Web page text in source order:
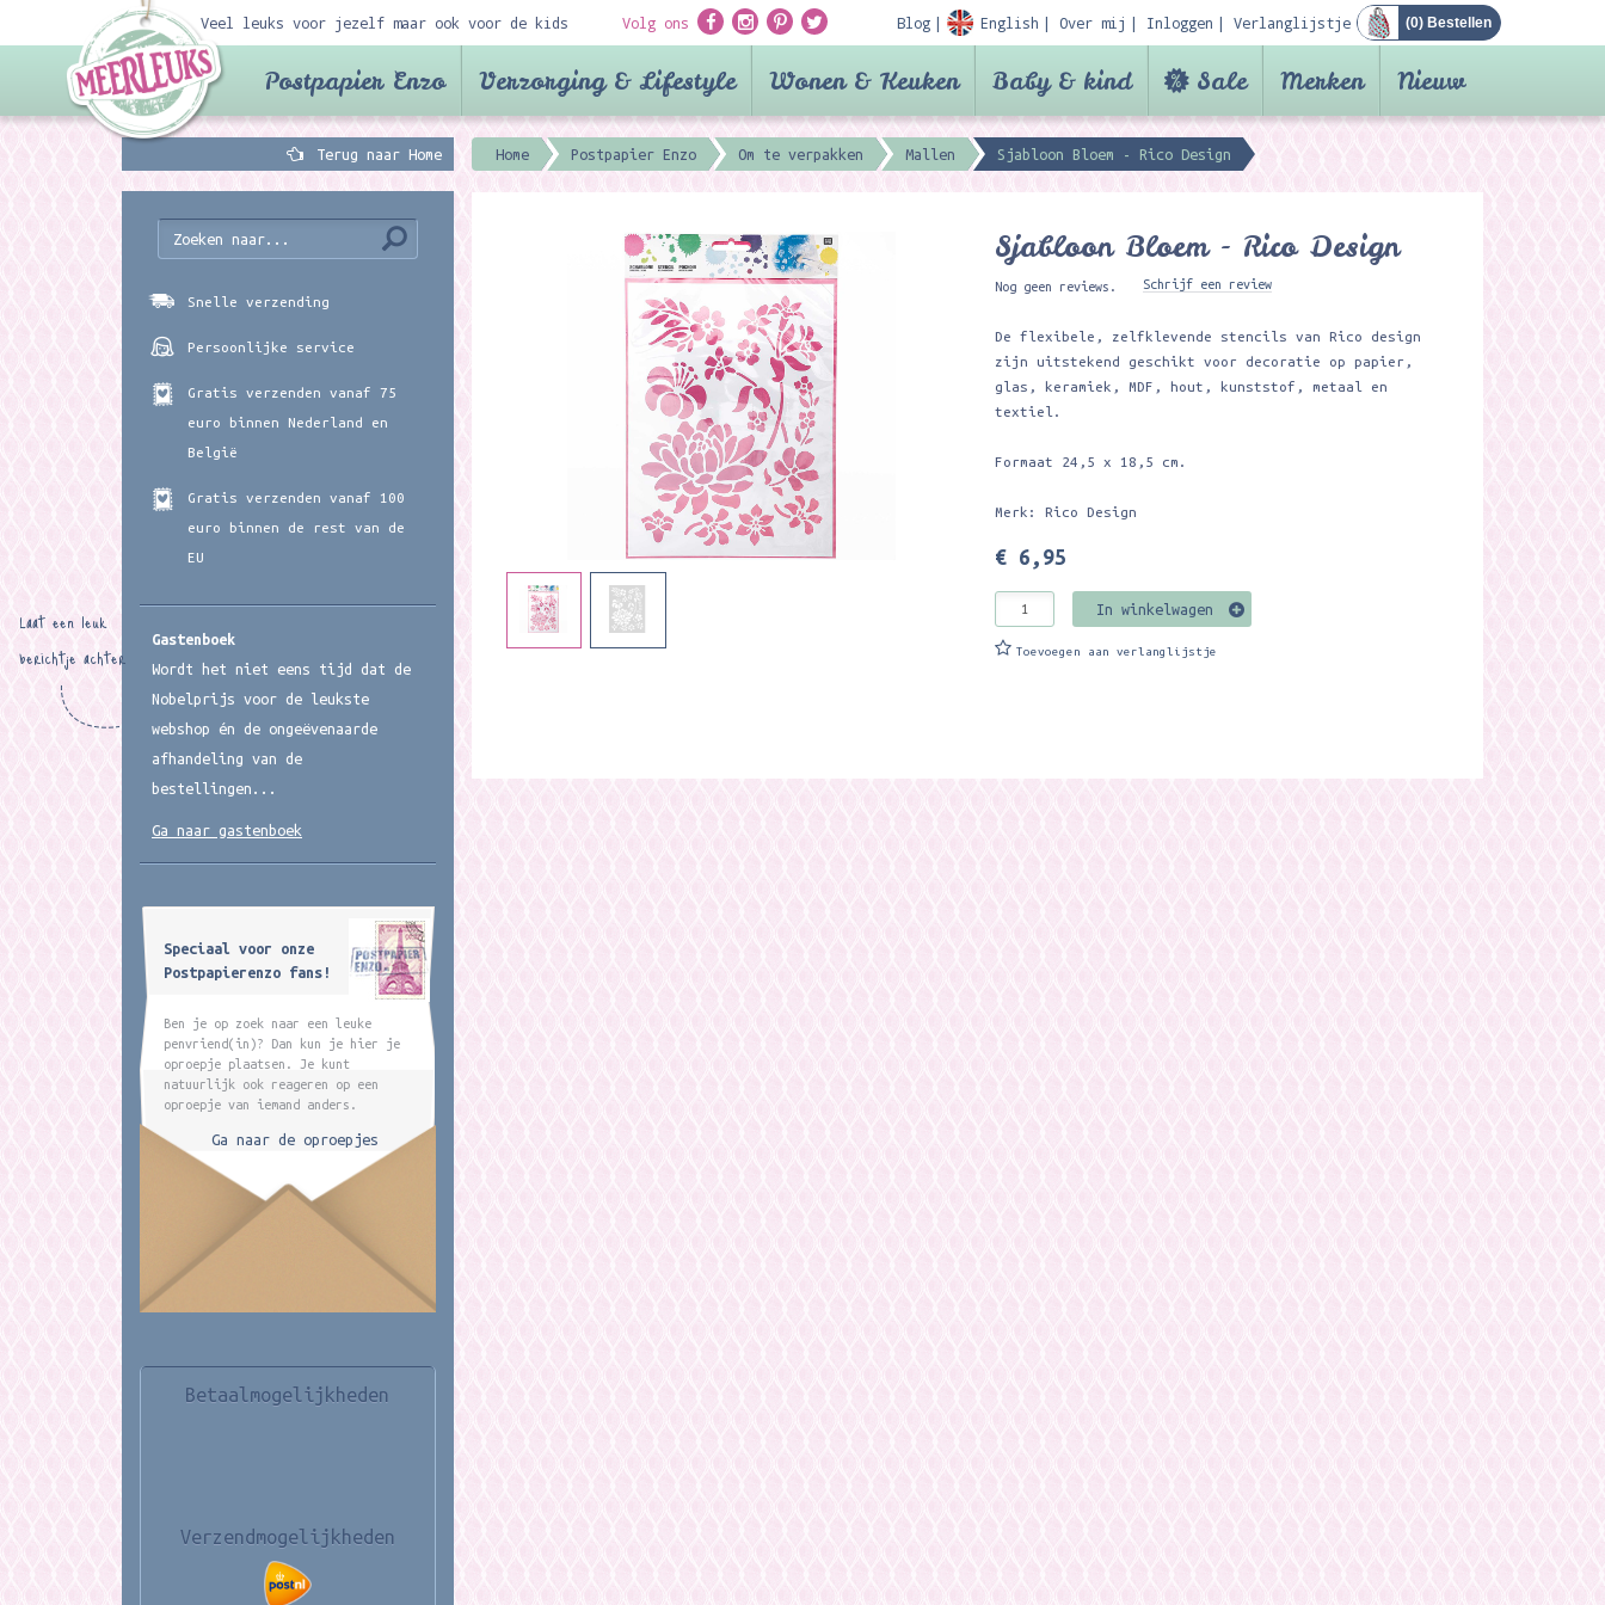
Veel leuks voor jezelf maar ook voor de kids Volg ons Blog English Over mij Inloggen Verlanglijstje (0) Bestellen
Postpapier Enzo Verzorging & Lifestyle Wonen & Keuken Baby & kind Sale Merken Nieuw
Terug naar Home Home Postpapier Enzo Om te verpakken Mallen Sjabloon Bloem - Rico Design
Sjabloon Bloem - Rico Design
Nog geen reviews. Schrijf een review
De flexibele, zelfklevende stencils van Rico design
zijn uitstekend geschikt voor decoratie op papier,
glas, keramiek, MDF, hout, kunststof, metaal en
textiel.
Formaat 24,5 x 18,5 cm.
Merk: Rico Design
€ 6,95
In winkelwagen
Toevoegen aan verlanglijstje
Snelle verzending
Persoonlijke service
Gratis verzenden vanaf 75
euro binnen Nederland en
België
Gratis verzenden vanaf 100
euro binnen de rest van de
EU
Gastenboek
Wordt het niet eens tijd dat de
Nobelprijs voor de leukste
webshop én de ongeëvenaarde
afhandeling van de
bestellingen...
Laat een leuk
berichtje achter
Ga naar gastenboek
Speciaal voor onze
Postpapierenzo fans!
Ben je op zoek naar een leuke
penvriend(in)? Dan kun je hier je
oproepje plaatsen. Je kunt
natuurlijk ook reageren op een
oproepje van iemand anders.
Ga naar de oproepjes
Betaalmogelijkheden
Verzendmogelijkheden